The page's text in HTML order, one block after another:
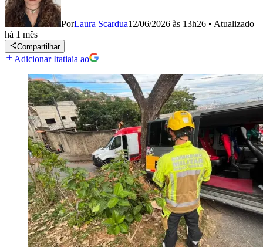
PorLaura Scardua12/06/2026 às 13h26 • Atualizado
há 1 mês
Compartilhar
Adicionar Itatiaia ao